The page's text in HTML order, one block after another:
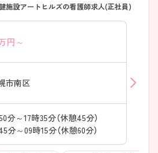
施設アートヒルズの看護師求人(正社員)
円～
市南区
分～17時35分（休憩45分）
分～09時15分（休憩60分）